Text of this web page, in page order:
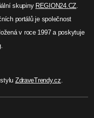
skupiny REGION24.CZ.
portálů je společnost
v roce 1997 a poskytuje
ZdraveTrendy.cz.